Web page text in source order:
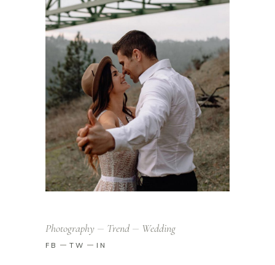
Photography Trend Wedding
FB TW IN